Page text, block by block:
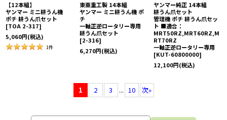
【12本組】
ヤンマー ミニ耕うん機
ポチ 耕うん爪セット
[TOA 2-317]
5,060円(税込)
1件
東亜重工製 14本組
ヤンマー ミニ耕うん機 ポ
チ
一軸正逆ロータリー専用
耕うん爪セット
[2-316]
6,270円(税込)
ヤンマー純正 14本組
耕うん爪セット
管理機 ポチ 耕うん爪セッ
ト ■適合：
MRT50RZ,MRT60RZ,M
RT70RZ
一軸正逆ロータリー専用
[KUT-60800000]
12,100円(税込)
1 2 3 ... 10 次»